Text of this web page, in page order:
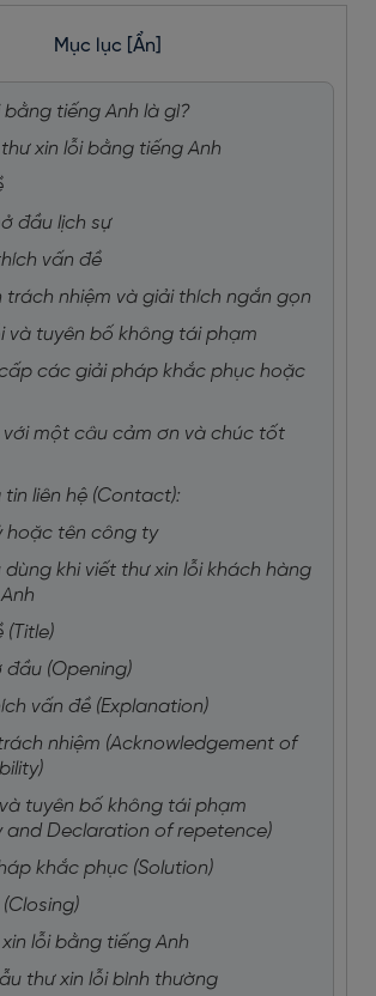
Mục lục [Ẩn]
bằng tiếng Anh là gì?
xin lỗi bằng tiếng Anh
đầu lịch sự
vấn đề
trách nhiệm và giải thích ngắn gọn
và tuyên bố không tái phạm
các giải pháp khắc phục hoặc
với một câu cảm ơn và chúc tốt
tin liên hệ (Contact):
hoặc tên công ty
dùng khi viết thư xin lỗi khách hàng
(Title)
đầu (Opening)
vấn đề (Explanation)
nhiệm (Acknowledgement of
và tuyên bố không tái phạm
and Declaration of repetence)
khắc phục (Solution)
(Closing)
lỗi bằng tiếng Anh
thư xin lỗi bình thường